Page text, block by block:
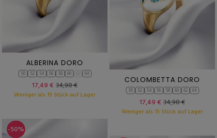
ALBERINA DORO
50 52 54 56 58 60 64
17,49 € 34,98 €
Weniger als 15 Stück auf Lager
COLOMBETTA DORO
50 52 54 56 58 60 62 64
17,49 € 34,98 €
Weniger als 15 Stück auf Lager
-50%